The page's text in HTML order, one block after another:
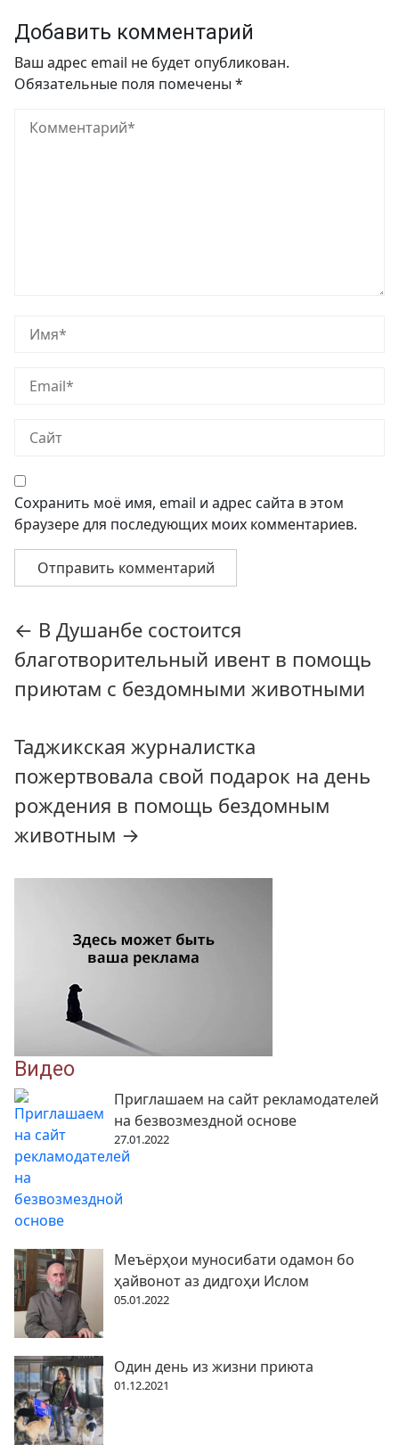
Добавить комментарий
Ваш адрес email не будет опубликован.
Обязательные поля помечены *
Сохранить моё имя, email и адрес сайта в этом
браузере для последующих моих комментариев.
по
записям
← В Душанбе состоится
благотворительный ивент в помощь
приютам с бездомными животными
Таджикская журналистка
пожертвовала свой подарок на день
рождения в помощь бездомным
животным →
Видео
Приглашаем на сайт рекламодателей
на безвозмездной основе
27.01.2022
Меъёрҳои муносибати одамон бо
ҳайвонот аз дидгоҳи Ислом
05.01.2022
Один день из жизни приюта
01.12.2021